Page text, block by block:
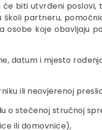
biti utvrđeni
partneru,
osobe koje obavljaju
datum i mjesto
ili neovjerenoj
o stečenoj stručnoj
ili domovnice),